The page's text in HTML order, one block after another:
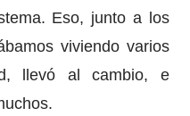
Eso, junto a los
viviendo varios
llevó al cambio, e